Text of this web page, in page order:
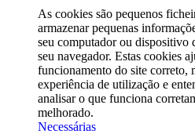
As cookies são pequenos
armazenar pequenas
seu computador ou dispositivo
seu navegador. Estas cookies
funcionamento do site correto,
experiência de utilização e
analisar o que funciona
melhorado.
Necessárias